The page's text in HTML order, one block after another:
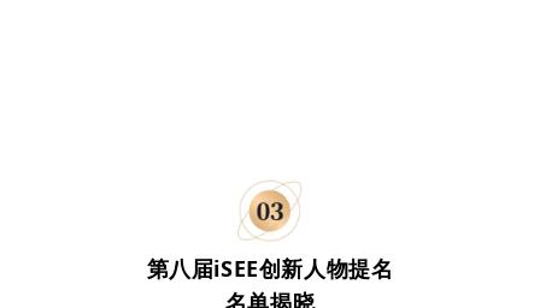
第八届iSEE创新人物提名
名单揭晓